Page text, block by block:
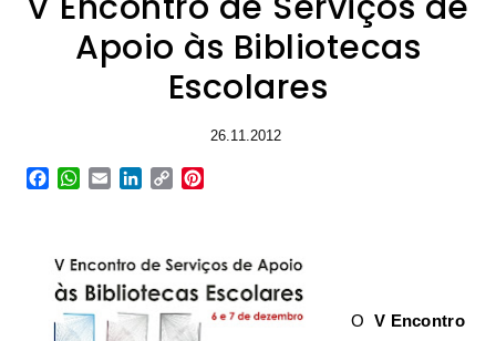
Apoio às Bibliotecas
Escolares
26.11.2012
Facebook
WhatsApp
EmailLinkedIn
Copy
O V Encontro